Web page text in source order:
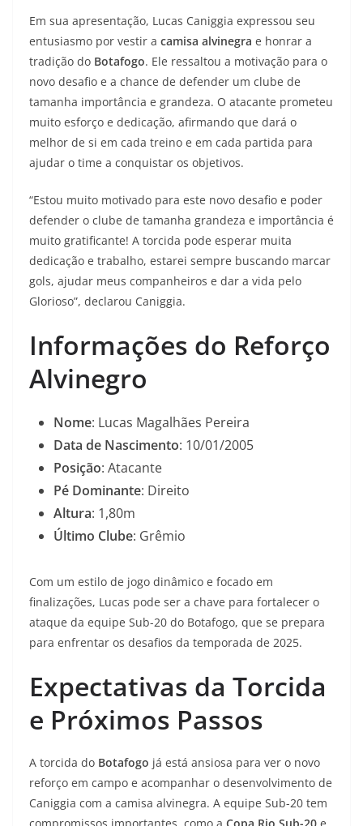
Em sua apresentação, Lucas Caniggia expressou seu
entusiasmo por vestir a camisa alvinegra e honrar a
tradição do Botafogo. Ele ressaltou a motivação para o
novo desafio e a chance de defender um clube de
tamanha importância e grandeza. O atacante prometeu
muito esforço e dedicação, afirmando que dará o
melhor de si em cada treino e em cada partida para
ajudar o time a conquistar os objetivos.
“Estou muito motivado para este novo desafio e poder
defender o clube de tamanha grandeza e importância é
muito gratificante! A torcida pode esperar muita
dedicação e trabalho, estarei sempre buscando marcar
gols, ajudar meus companheiros e dar a vida pelo
Glorioso”, declarou Caniggia.
Informações do Reforço
Alvinegro
Nome: Lucas Magalhães Pereira
Data de Nascimento: 10/01/2005
Posição: Atacante
Pé Dominante: Direito
Altura: 1,80m
Último Clube: Grêmio
Com um estilo de jogo dinâmico e focado em
finalizações, Lucas pode ser a chave para fortalecer o
ataque da equipe Sub-20 do Botafogo, que se prepara
para enfrentar os desafios da temporada de 2025.
Expectativas da Torcida
e Próximos Passos
A torcida do Botafogo já está ansiosa para ver o novo
reforço em campo e acompanhar o desenvolvimento de
Caniggia com a camisa alvinegra. A equipe Sub-20 tem